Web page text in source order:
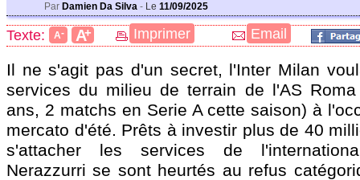
Par Damien Da Silva - Le 11/09/2025
Texte: A- A+ Imprimer Email
Il ne s'agit pas d'un secret, l'Inter Milan
services du milieu de terrain de l'AS
ans, 2 matchs en Serie A cette saison) à
mercato d'été. Prêts à investir plus de 40
s'attacher les services de
Nerazzurri se sont heurtés au refus